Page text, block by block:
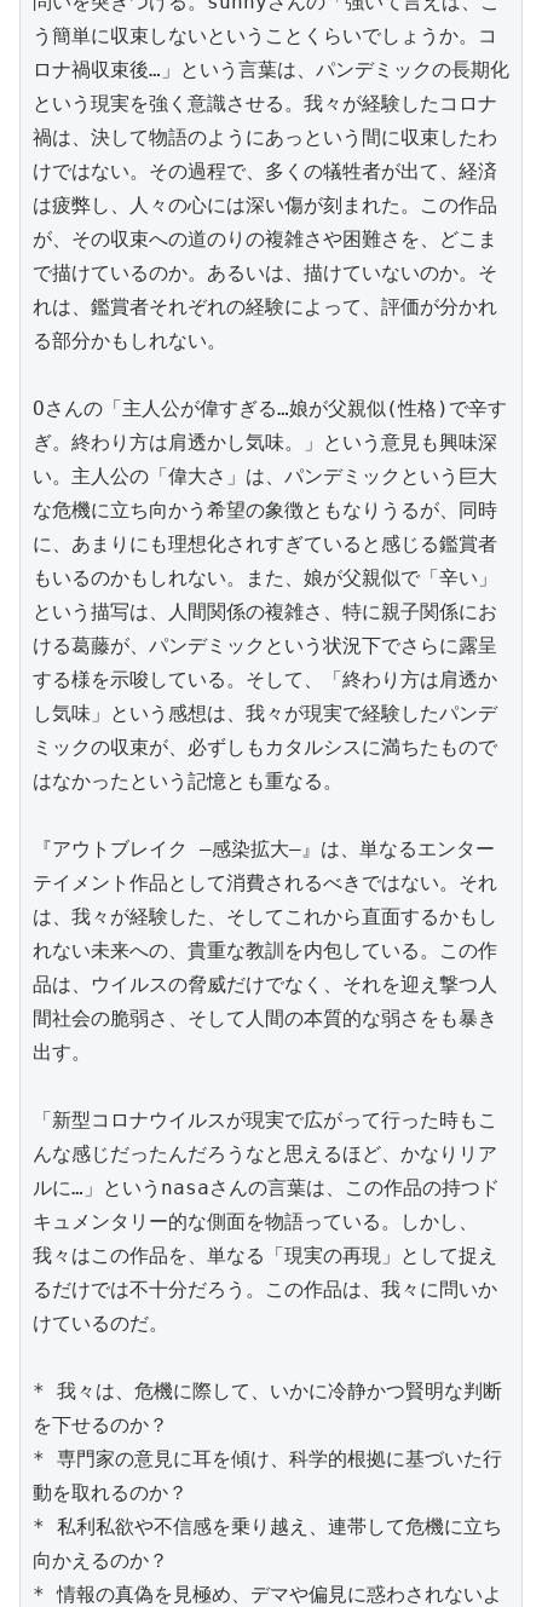
う簡単に収束しないということくらいでしょうか。コ
ロナ禍収束後…」という言葉は、パンデミックの長期化
という現実を強く意識させる。我々が経験したコロナ
禍は、決して物語のようにあっという間に収束したわ
けではない。その過程で、多くの犠牲者が出て、経済
は疲弊し、人々の心には深い傷が刻まれた。この作品
が、その収束への道のりの複雑さや困難さを、どこま
で描けているのか。あるいは、描けていないのか。そ
れは、鑑賞者それぞれの経験によって、評価が分かれ
る部分かもしれない。
Oさんの「主人公が偉すぎる…娘が父親似(性格)で辛す
ぎ。終わり方は肩透かし気味。」という意見も興味深
い。主人公の「偉大さ」は、パンデミックという巨大
な危機に立ち向かう希望の象徴ともなりうるが、同時
に、あまりにも理想化されすぎていると感じる鑑賞者
もいるのかもしれない。また、娘が父親似で「辛い」
という描写は、人間関係の複雑さ、特に親子関係にお
ける葛藤が、パンデミックという状況下でさらに露呈
する様を示唆している。そして、「終わり方は肩透か
し気味」という感想は、我々が現実で経験したパンデ
ミックの収束が、必ずしもカタルシスに満ちたもので
はなかったという記憶とも重なる。
『アウトブレイク ―感染拡大―』は、単なるエンター
テイメント作品として消費されるべきではない。それ
は、我々が経験した、そしてこれから直面するかもし
れない未来への、貴重な教訓を内包している。この作
品は、ウイルスの脅威だけでなく、それを迎え撃つ人
間社会の脆弱さ、そして人間の本質的な弱さをも暴き
出す。
「新型コロナウイルスが現実で広がって行った時もこ
んな感じだったんだろうなと思えるほど、かなりリア
ルに…」というnasaさんの言葉は、この作品の持つド
キュメンタリー的な側面を物語っている。しかし、
我々はこの作品を、単なる「現実の再現」として捉え
るだけでは不十分だろう。この作品は、我々に問いか
けているのだ。
* 我々は、危機に際して、いかに冷静かつ賢明な判断
を下せるのか？
* 専門家の意見に耳を傾け、科学的根拠に基づいた行
動を取れるのか？
* 私利私欲や不信感を乗り越え、連帯して危機に立ち
向かえるのか？
* 情報の真偽を見極め、デマや偏見に惑わされないよ